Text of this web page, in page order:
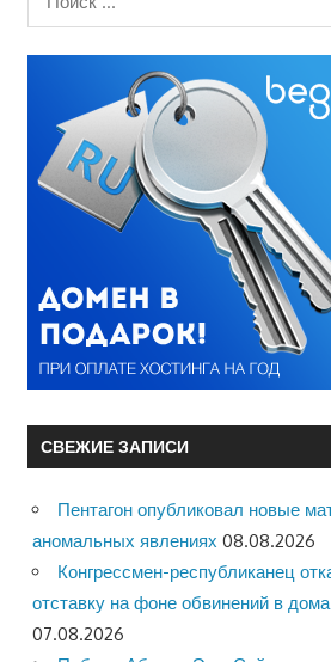
СВЕЖИЕ ЗАПИСИ
Пентагон опубликовал новые
аномальных явлениях 08.08.2026
Конгрессмен-республиканец
отставку на фоне обвинений в
07.08.2026